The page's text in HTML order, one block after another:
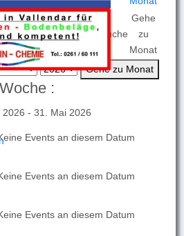
Nach
Monat
Nach
Woche
Heute Suche
Gehe
zu
Monat
Gehe zu Monat
:
2026 - 31. Mai 2026
Events an diesem Datum
Events an diesem Datum
Events an diesem Datum